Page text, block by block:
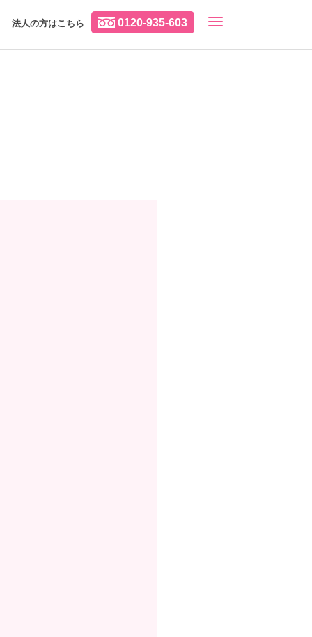
0120-935-603
法人の方はこちら